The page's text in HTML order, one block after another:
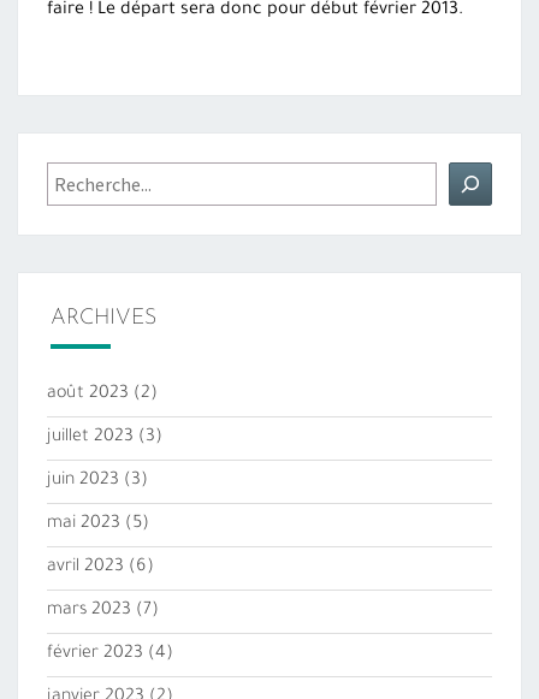
faire ! Le départ sera donc pour début février 2013.
ARCHIVES
août 2023 (2)
juillet 2023 (3)
juin 2023 (3)
mai 2023 (5)
avril 2023 (6)
mars 2023 (7)
février 2023 (4)